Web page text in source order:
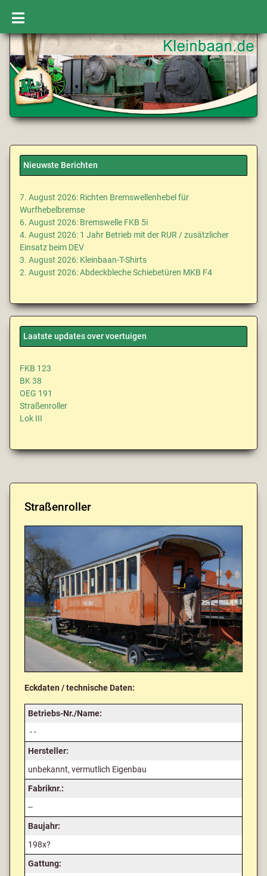
Nieuwste Berichten
7. August 2026: Richten Bremswellenhebel für
Wurfhebelbremse
6. August 2026: Bremswelle FKB 5i
4. August 2026: 1 Jahr Betrieb mit der RUR / zusätzlicher
Einsatz beim DEV
3. August 2026: Kleinbaan-T-Shirts
2. August 2026: Abdeckbleche Schiebetüren MKB F4
Laatste updates over voertuigen
FKB 123
BK 38
OEG 191
Straßenroller
Lok III
Straßenroller
Eckdaten / technische Daten:
Betriebs-Nr./Name:
- -
Hersteller:
unbekannt, vermutlich Eigenbau
Fabriknr.:
--
Baujahr:
198x?
Gattung: